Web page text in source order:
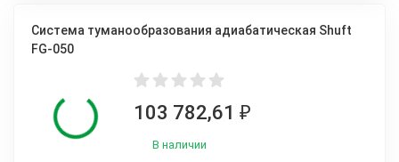
Система туманообразования адиабатическая Shuft
FG-050
103 782,61 ₽
В наличии